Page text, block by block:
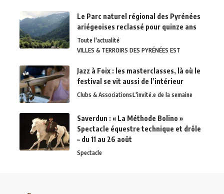
Le Parc naturel régional des Pyrénées
ariégeoises reclassé pour quinze ans
Toute l'actualité
VILLES & TERROIRS DES PYRÉNÉES EST
Jazz à Foix : les masterclasses, là où le
festival se vit aussi de l’intérieur
Clubs & AssociationsL'invité.e de la semaine
Saverdun : « La Méthode Bolino »
Spectacle équestre technique et drôle
– du 11 au 26 août
Spectacle